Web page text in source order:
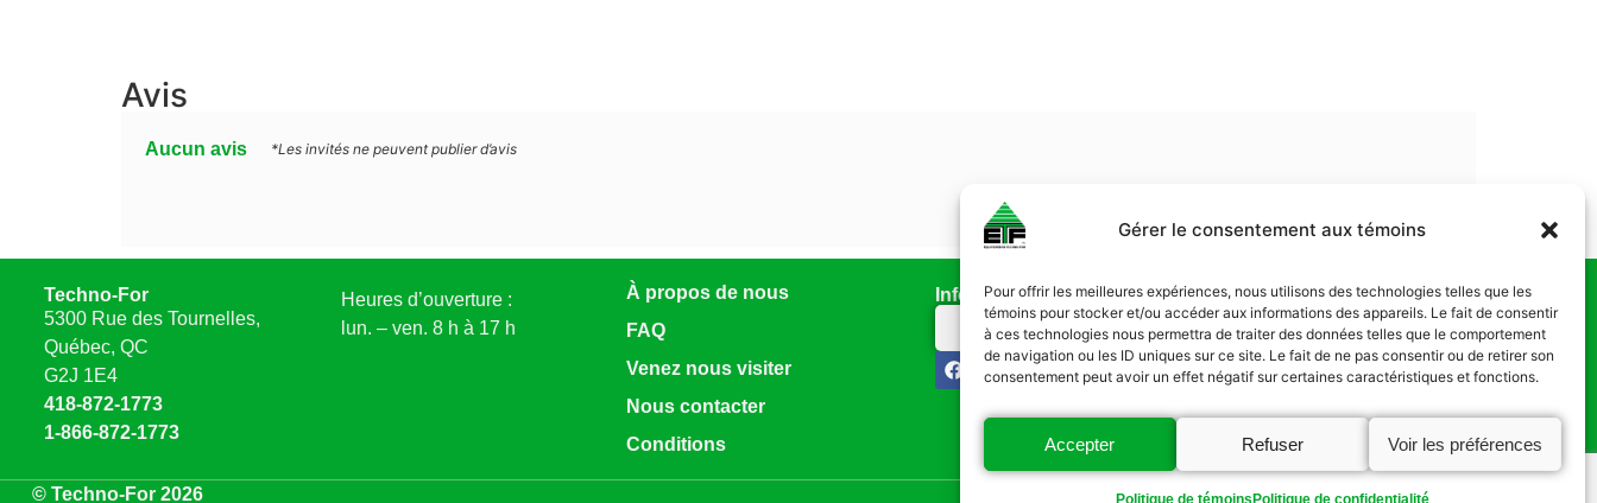
Gérer le consentement aux témoins
Pour offrir les meilleures expériences, nous utilisons des technologies telles que les
témoins pour stocker et/ou accéder aux informations des appareils. Le fait de consentir
à ces technologies nous permettra de traiter des données telles que le comportement
de navigation ou les ID uniques sur ce site. Le fait de ne pas consentir ou de retirer son
consentement peut avoir un effet négatif sur certaines caractéristiques et fonctions.
Accepter Refuser Voir les préférences
Politique de témoins Politique de confidentialité
Avis
Aucun avis *Les invités ne peuvent publier d’avis
Techno-For
5300 Rue des Tournelles,
Québec, QC
G2J 1E4
418-872-1773
1-866-872-1773
Heures d’ouverture :
lun. – ven. 8 h à 17 h
À propos de nous
FAQ
Venez nous visiter
Nous contacter
Conditions
Infolettre
Abonnez-vous
© Techno-For 2026